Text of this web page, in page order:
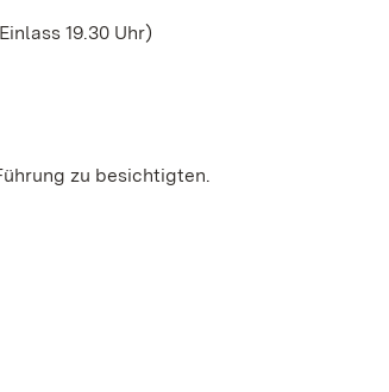
19.30 Uhr)
zu besichtigten.